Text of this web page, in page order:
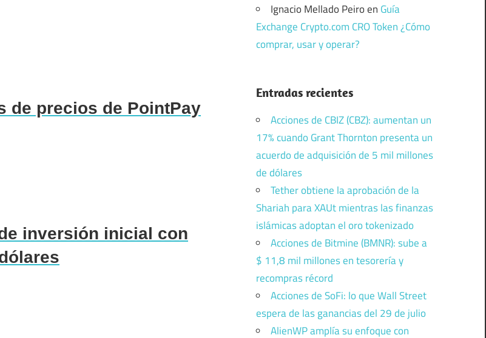
de precios de PointPay
inversión inicial con
Ignacio Mellado Peiroen Guía
Exchange Crypto.com CRO Token ¿Cómo
comprar, usar y operar?
Entradas recientes
Acciones de CBIZ (CBZ): aumentan un
17% cuando Grant Thornton presenta un
acuerdo de adquisición de 5 mil millones
de dólares
Tether obtiene la aprobación de la
Shariah para XAUt mientras las finanzas
islámicas adoptan el oro tokenizado
Acciones de Bitmine (BMNR): sube a
$ 11,8 mil millones en tesorería y
recompras récord
Acciones de SoFi: lo que Wall Street
espera de las ganancias del 29 de julio
AlienWP amplía su enfoque con